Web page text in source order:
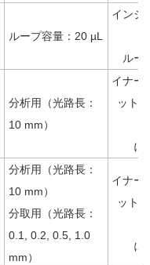
ループ容量：20 µL
インジ
ルー
分析用（光路長：
10 mm）
イナー
ット
に
分析用（光路長：
10 mm）
分取用（光路長：
0.1, 0.2, 0.5, 1.0
mm）
イナー
ット
に